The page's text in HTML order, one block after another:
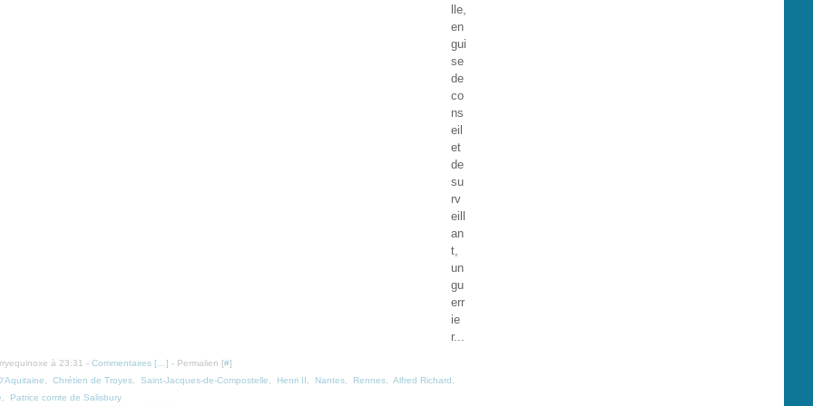
lle,
en
gui
se
de
co
ns
eil
et
de
su
rv
eill
an
t,
un
gu
err
ie
r...
à 23:31 - Commentaires [ ] - Permalien [#]
Chrétien de Troyes Saint-Jacques-de-Compostelle Henri II Nantes Rennes Alfred Richard
Patrice comte de Salisbury